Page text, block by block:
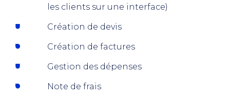
les clients sur une interface)
Création de devis
Création de factures
Gestion des dépenses
Note de frais